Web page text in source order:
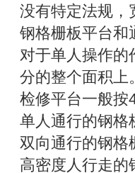
没有特定法规，
钢格栅板平台和
对于单人操作的
分的整个面积上
检修平台一般按
单人通行的钢格
双向通行的钢格
高密度人行走的